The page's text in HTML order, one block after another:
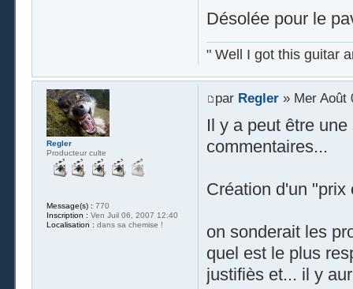
Désolée pour le
" Well I got this guitar
par Regler» Mer Août
Il y a peut être
commentaires...
Création d'un "prix
on sonderait les
quel est le plus
justifiès et... il y
Regler
Producteur culte
Message(s) : 770
Inscription : Ven Juil 06, 2007 12:40
Localisation : dans sa chemise !